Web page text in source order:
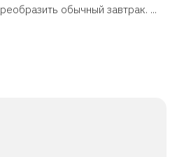
обычный завтрак. ...